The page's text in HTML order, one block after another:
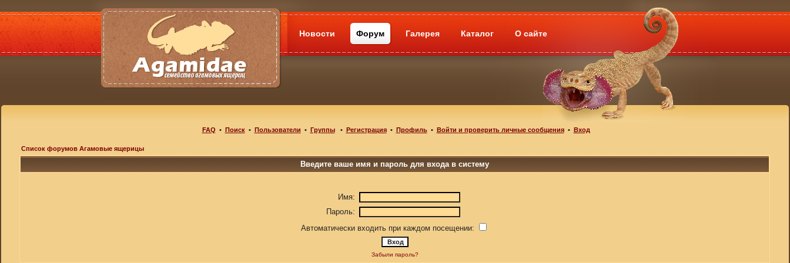
Новости Форум Галерея Каталог О сайте
FAQ • Поиск• Пользователи • Группы• Регистрация• Профиль• Войти и проверить личные сообщения• Вход
Список форумов Агамовые ящерицы
Введите ваше имя и пароль для входа в систему
Имя:
Пароль:
Автоматически входить при каждом посещении:
Забыли пароль?